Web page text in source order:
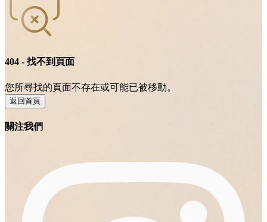
404 - 找不到頁面
您所尋找的頁面不存在或可能已被移動。
返回首頁
關注我們